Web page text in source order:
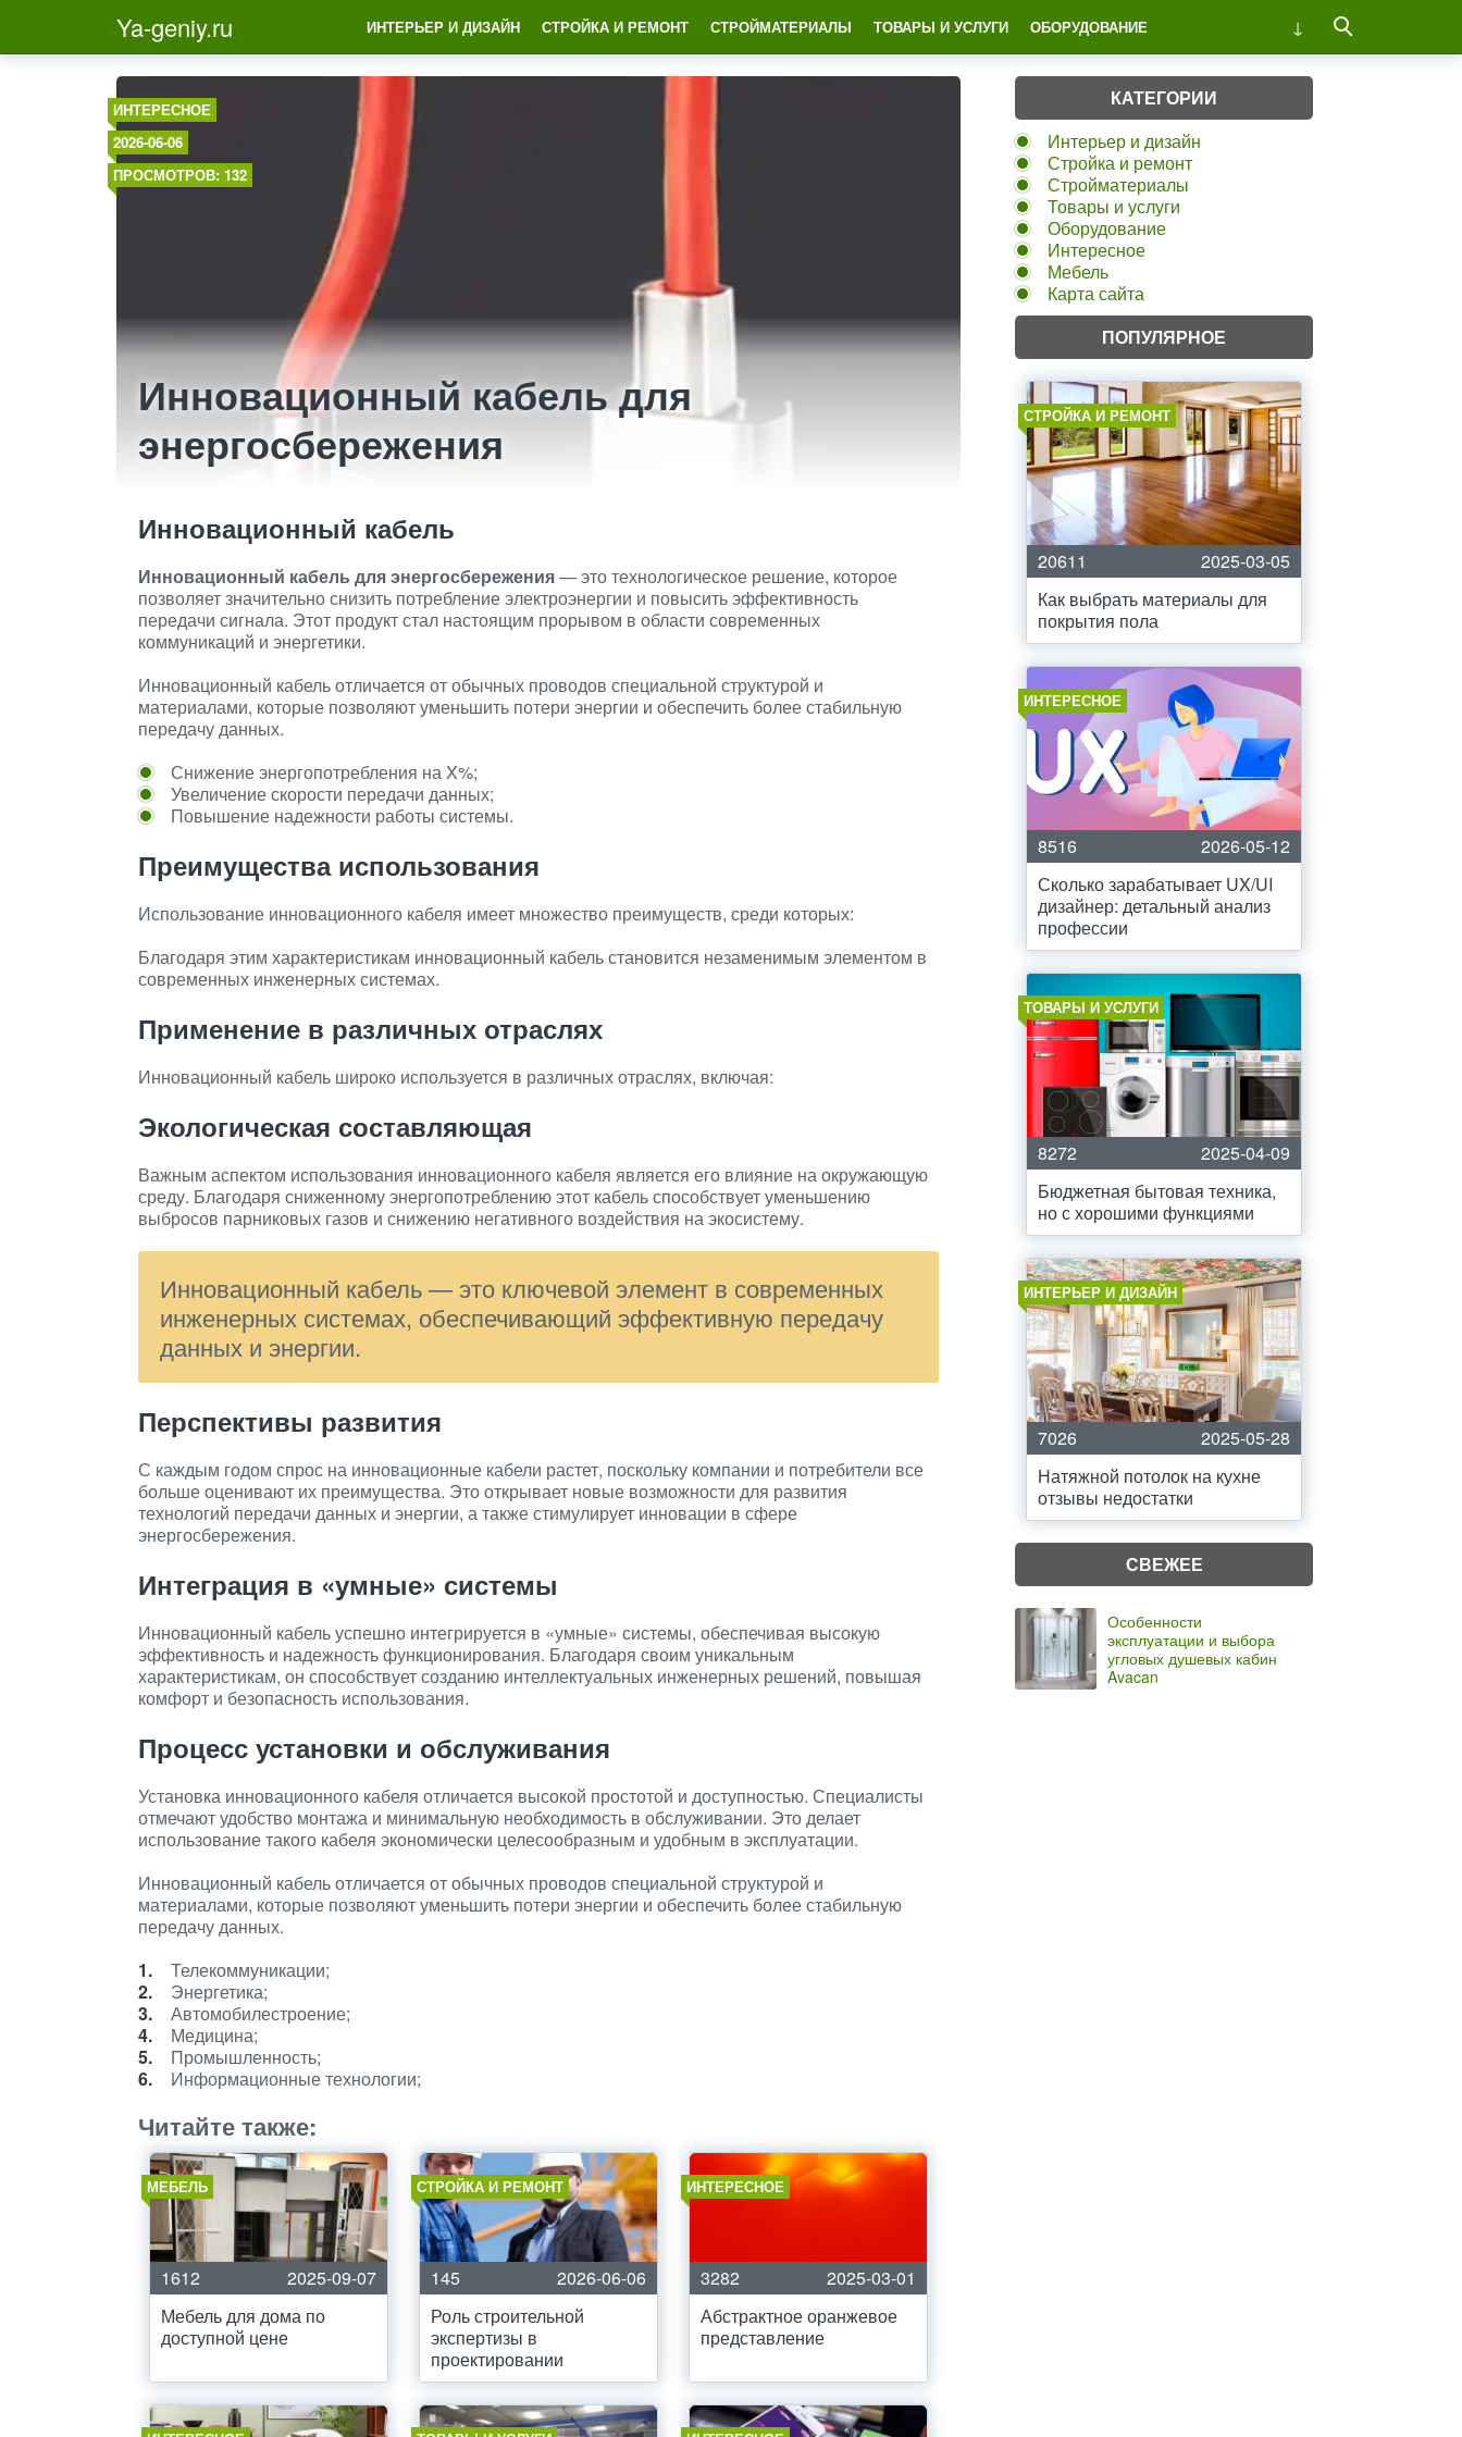
Ya-geniy.ru ИНТЕРЬЕР И ДИЗАЙН СТРОЙКА И РЕМОНТ СТРОЙМАТЕРИАЛЫ ТОВАРЫ И УСЛУГИ ОБОРУДОВАНИЕ
ИНТЕРЕСНОЕ
2026-06-06
ПРОСМОТРОВ: 132
Инновационный кабель для
энергосбережения
Инновационный кабель
Инновационный кабель для энергосбережения— это технологическое решение, которое
позволяет значительно снизить потребление электроэнергии и повысить эффективность
передачи сигнала. Этот продукт стал настоящим прорывом в области современных
коммуникаций и энергетики.
Инновационный кабель отличается от обычных проводов специальной структурой и
материалами, которые позволяют уменьшить потери энергии и обеспечить более стабильную
передачу данных.
Снижение энергопотребления на X%;
Увеличение скорости передачи данных;
Повышение надежности работы системы.
Преимущества использования
Использование инновационного кабеля имеет множество преимуществ, среди которых:
Благодаря этим характеристикам инновационный кабель становится незаменимым элементом в
современных инженерных системах.
Применение в различных отраслях
Инновационный кабель широко используется в различных отраслях, включая:
Экологическая составляющая
Важным аспектом использования инновационного кабеля является его влияние на окружающую
среду. Благодаря сниженному энергопотреблению этот кабель способствует уменьшению
выбросов парниковых газов и снижению негативного воздействия на экосистему.
Инновационный кабель — это ключевой элемент в современных
инженерных системах, обеспечивающий эффективную передачу
данных и энергии.
Перспективы развития
С каждым годом спрос на инновационные кабели растет, поскольку компании и потребители все
больше оценивают их преимущества. Это открывает новые возможности для развития
технологий передачи данных и энергии, а также стимулирует инновации в сфере
энергосбережения.
Интеграция в «умные» системы
Инновационный кабель успешно интегрируется в «умные» системы, обеспечивая высокую
эффективность и надежность функционирования. Благодаря своим уникальным
характеристикам, он способствует созданию интеллектуальных инженерных решений, повышая
комфорт и безопасность использования.
Процесс установки и обслуживания
Установка инновационного кабеля отличается высокой простотой и доступностью. Специалисты
отмечают удобство монтажа и минимальную необходимость в обслуживании. Это делает
использование такого кабеля экономически целесообразным и удобным в эксплуатации.
Инновационный кабель отличается от обычных проводов специальной структурой и
материалами, которые позволяют уменьшить потери энергии и обеспечить более стабильную
передачу данных.
Телекоммуникации;
Энергетика;
Автомобилестроение;
Медицина;
Промышленность;
Информационные технологии;
Читайте также:
МЕБЕЛЬ
1612
2025-09-07
Мебель для дома по
доступной цене
СТРОЙКА И РЕМОНТ
145
2026-06-06
Роль строительной
экспертизы в
проектировании
ИНТЕРЕСНОЕ
3282
2025-03-01
Абстрактное оранжевое
представление
КАТЕГОРИИ
Интерьер и дизайн
Стройка и ремонт
Стройматериалы
Товары и услуги
Оборудование
Интересное
Мебель
Карта сайта
ПОПУЛЯРНОЕ
СТРОЙКА И РЕМОНТ
20611
2025-03-05
Как выбрать материалы для
покрытия пола
ИНТЕРЕСНОЕ
8516
2026-05-12
Сколько зарабатывает UX/UI
дизайнер: детальный анализ
профессии
ТОВАРЫ И УСЛУГИ
8272
2025-04-09
Бюджетная бытовая техника,
но с хорошими функциями
ИНТЕРЬЕР И ДИЗАЙН
7026
2025-05-28
Натяжной потолок на кухне
отзывы недостатки
СВЕЖЕЕ
Особенности
эксплуатации и выбора
угловых душевых кабин
Avacan